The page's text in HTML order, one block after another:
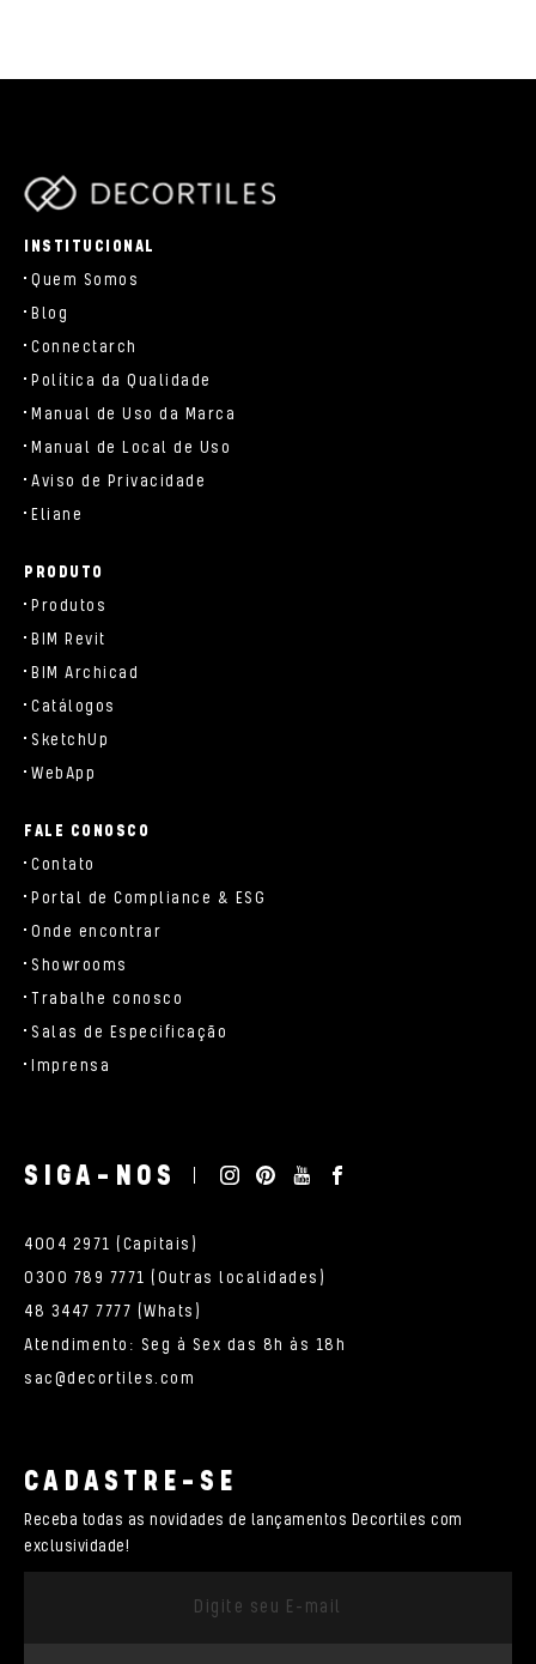
INSTITUCIONAL
Quem Somos
Blog
Connectarch
Política da Qualidade
Manual de Uso da Marca
Manual de Local de Uso
Aviso de Privacidade
Eliane
PRODUTO
Produtos
BIM Revit
BIM Archicad
Catálogos
SketchUp
WebApp
FALE CONOSCO
Contato
Portal de Compliance & ESG
Onde encontrar
Showrooms
Trabalhe conosco
Salas de Especificação
Imprensa
SIGA-NOS
4004 2971 (Capitais)
0300 789 7771 (Outras localidades)
48 3447 7777 (Whats)
Atendimento: Seg à Sex das 8h às 18h
sac@decortiles.com
CADASTRE-SE
Receba todas as novidades de lançamentos Decortiles com
exclusividade!